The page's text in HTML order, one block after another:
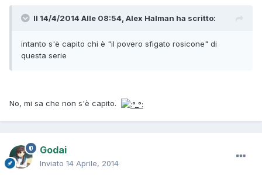
Il 14/4/2014 Alle 08:54, Alex Halman ha scritto:
intanto s'è capito chi è "il povero sfigato rosicone" di
questa serie
No, mi sa che non s'è capito.
Godai
Inviato 14 Aprile, 2014